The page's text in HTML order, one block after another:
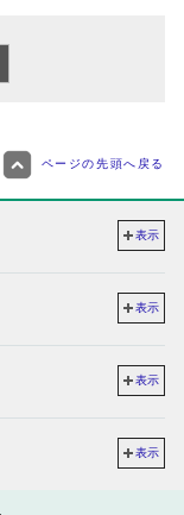
ページの先頭へ戻る
表示
表示
表示
表示